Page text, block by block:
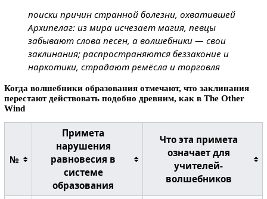
поиски причин странной болезни, охватившей
Архипелаг: из мира исчезает магия, певцы
забывают слова песен, а волшебники — свои
заклинания; распространяются беззаконие и
наркотики, страдают ремёсла и торговля
Когда волшебники образования отмечают, что заклинания
перестают действовать подобно древним, как в The Other
Wind
№
Примета
нарушения
равновесия в
системе
образования
Что эта примета
означает для
учителей-
волшебников